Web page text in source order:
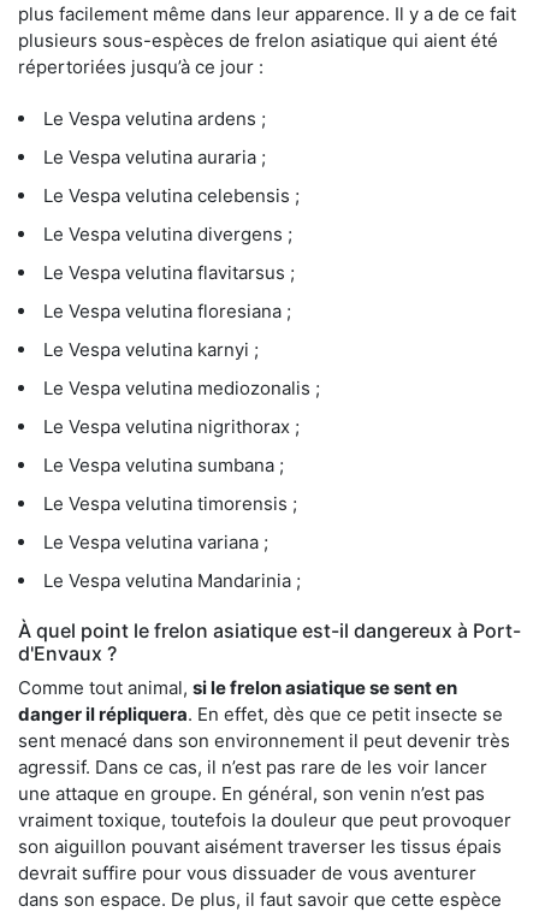
plus facilement même dans leur apparence. Il y a de ce fait
plusieurs sous-espèces de frelon asiatique qui aient été
répertoriées jusqu’à ce jour :
Le Vespa velutina ardens ;
Le Vespa velutina auraria ;
Le Vespa velutina celebensis ;
Le Vespa velutina divergens ;
Le Vespa velutina flavitarsus ;
Le Vespa velutina floresiana ;
Le Vespa velutina karnyi ;
Le Vespa velutina mediozonalis ;
Le Vespa velutina nigrithorax ;
Le Vespa velutina sumbana ;
Le Vespa velutina timorensis ;
Le Vespa velutina variana ;
Le Vespa velutina Mandarinia ;
À quel point le frelon asiatique est-il dangereux à Port-
d'Envaux ?
Comme tout animal, si le frelon asiatique se sent en
danger il répliquera. En effet, dès que ce petit insecte se
sent menacé dans son environnement il peut devenir très
agressif. Dans ce cas, il n’est pas rare de les voir lancer
une attaque en groupe. En général, son venin n’est pas
vraiment toxique, toutefois la douleur que peut provoquer
son aiguillon pouvant aisément traverser les tissus épais
devrait suffire pour vous dissuader de vous aventurer
dans son espace. De plus, il faut savoir que cette espèce